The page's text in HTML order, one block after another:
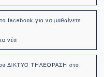
facebook για να μαθαίνετε
νέα
του ΔΙΚΤΥΟ ΤΗΛΕΟΡΑΣΗ στο